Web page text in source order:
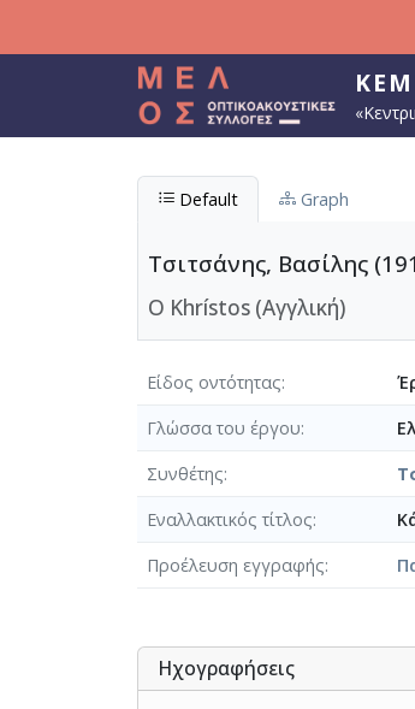
Default Graph
Τσιτσάνης, Βασίλης
O Khrístos (Αγγλική)
Είδος οντότητας
Γλώσσα του έργου
Συνθέτης
Eναλλακτικός τίτλος
Προέλευση εγγραφής
Ηχογραφήσεις